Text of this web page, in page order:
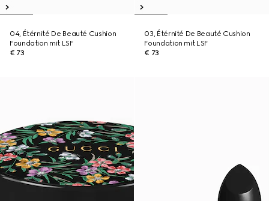
04, Étérnité De Beauté Cushion
Foundation mit LSF
€ 73
03, Étérnité De Beauté Cushion
Foundation mit LSF
€ 73